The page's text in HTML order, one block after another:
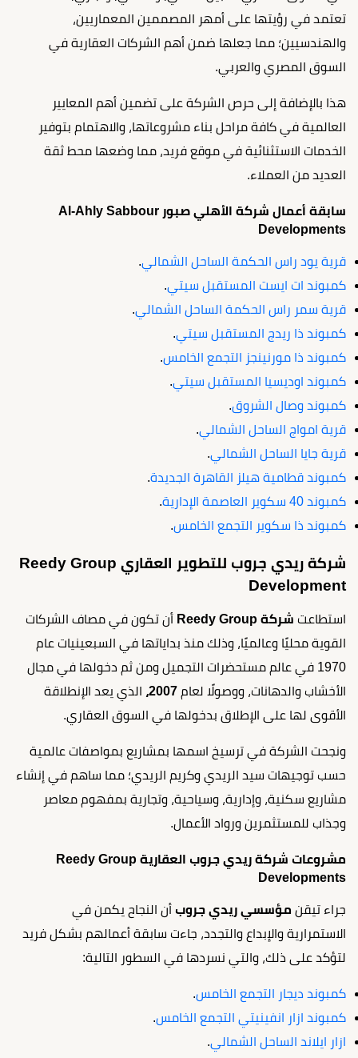
تعتمد في رؤيتها على أمهر المصممين المعماريين،
والهندسيين؛ مما جعلها ضمن أهم الشركات العقارية في
السوق المصري والعربي.
هذا بالإضافة إلى حرص الشركة على تضمين أهم المعايير
العالمية في كافة مراحل بناء مشروعاتها، والاهتمام بتوفير
الخدمات الاستثنائية في موقع فريد، مما وضعها محط ثقة
العديد من العملاء.
سابقة أعمال شركة الأهلي صبور Al-Ahly Sabbour
Developments
قرية يود راس الحكمة الساحل الشمالي.
كمبوند ات ايست المستقبل سيتي.
قرية سمر راس الحكمة الساحل الشمالي.
كمبوند ذا ريدج المستقبل سيتي.
كمبوند ذا مورنينجز التجمع الخامس.
كمبوند اوديسيا المستقبل سيتي.
كمبوند وصال الشروق.
قرية امواج الساحل الشمالي.
قرية جايا الساحل الشمالي.
كمبوند قطامية هيلز القاهرة الجديدة.
كمبوند 40 سكوير العاصمة الإدارية
.
كمبوند ذا سكوير التجمع الخامس.
شركة ريدي جروب للتطوير العقاري Reedy Group
Development
استطاعت شركة Reedy Group
أن تكون في مصاف الشركات
القوية محليًا وعالميًا، وذلك منذ بداياتها في السبعينيات عام
1970 في عالم مستحضرات التجميل ومن ثم دخولها في مجال
الأخشاب والدهانات، ووصولًا لعام 2007، الذي يعد الإنطلاقة
الأقوى لها على الإطلاق بدخولها في السوق العقاري.
ونجحت الشركة في ترسيخ اسمها بمشاريع بمواصفات عالمية
حسب توجيهات سيد الريدي وكريم الريدي؛ مما ساهم في إنشاء
مشاريع سكنية، وإدارية، وسياحية، وتجارية بمفهوم معاصر
وجذاب للمستثمرين ورواد الأعمال.
مشروعات شركة ريدي جروب العقارية Reedy Group
Developments
جراء تيقن مؤسسي ريدي جروب أن النجاح يكمن في
الاستمرارية والإبداع والتجدد، جاءت سابقة أعمالهم بشكل فريد
لتؤكد على ذلك، والتي نسردها في السطور التالية:
كمبوند ديجار التجمع الخامس.
كمبوند ازار انفينيتي التجمع الخامس.
ازار ايلاند الساحل الشمالي.